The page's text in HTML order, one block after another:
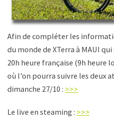
Afin de compléter les
du monde de XTerra à MAUI
20h heure française (9h heure
où l’on pourra suivre les deux
dimanche 27/10 : >>>
Le live en steaming : >>>